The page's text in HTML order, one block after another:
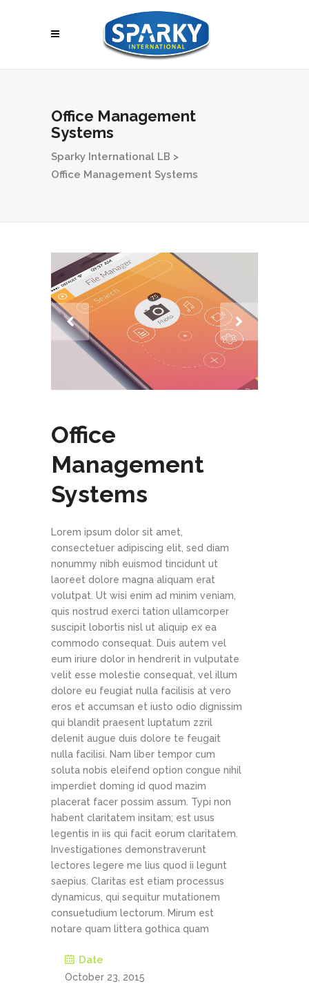
Office Management
Systems
Sparky International LB >
Office Management Systems
Office
Management
Systems
Lorem ipsum dolor sit amet,
consectetuer adipiscing elit, sed diam
nonummy nibh euismod tincidunt ut
laoreet dolore magna aliquam erat
volutpat. Ut wisi enim ad minim veniam,
quis nostrud exerci tation ullamcorper
suscipit lobortis nisl ut aliquip ex ea
commodo consequat. Duis autem vel
eum iriure dolor in hendrerit in vulputate
velit esse molestie consequat, vel illum
dolore eu feugiat nulla facilisis at vero
eros et accumsan et iusto odio dignissim
qui blandit praesent luptatum zzril
delenit augue duis dolore te feugait
nulla facilisi. Nam liber tempor cum
soluta nobis eleifend option congue nihil
imperdiet doming id quod mazim
placerat facer possim assum. Typi non
habent claritatem insitam; est usus
legentis in iis qui facit eorum claritatem.
Investigationes demonstraverunt
lectores legere me lius quod ii legunt
saepius. Claritas est etiam processus
dynamicus, qui sequitur mutationem
consuetudium lectorum. Mirum est
notare quam littera gothica quam
Date
October 23, 2015